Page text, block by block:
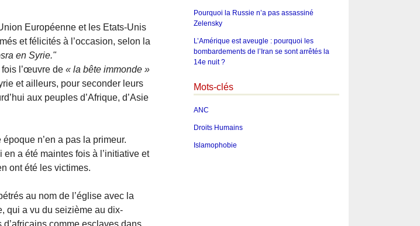
Européenne et les Etats-Unis
et félicités à l’occasion, selon la
en Syrie."
fois l’œuvre de « la bête immonde »
et ailleurs, pour seconder leurs
aux peuples d’Afrique, d’Asie
n’en a pas la primeur.
en a été maintes fois à l’initiative et
ont été les victimes.
au nom de l’église avec la
qui a vu du seizième au dix-
Pourquoi la Russie n’a pas assassiné
Zelensky
L’Amérique est aveugle : pourquoi les
bombardements de l’Iran se sont arrêtés la
14e nuit ?
Mots-clés
ANC
Droits Humains
Islamophobie